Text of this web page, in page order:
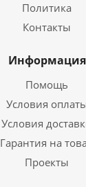
Политика
Контакты
Информация
Помощь
Условия
Условия
Гарантия на
Проекты